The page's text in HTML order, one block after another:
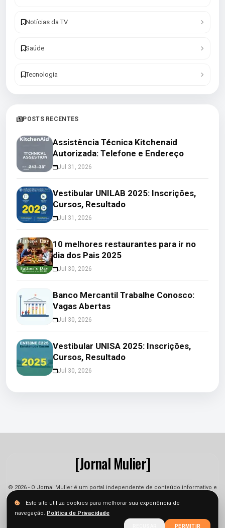
Notícias da TV
Saúde
Tecnologia
POSTS RECENTES
Assistência Técnica Kitchenaid
Autorizada: Telefone e Endereço
Jul 31, 2026
Vestibular UNILAB 2025: Inscrições,
Cursos, Resultado
Jul 31, 2026
10 melhores restaurantes para ir no
dia dos Pais 2025
Jul 30, 2026
Banco Mercantil Trabalhe Conosco:
Vagas Abertas
Jul 30, 2026
Vestibular UNISA 2025: Inscrições,
Cursos, Resultado
Jul 30, 2026
[Jornal Mulier]
© 2026 - O Jornal Mulier é um portal independente de conteúdo informativo e
jornalístico. As informações podem sofrer alterações.
Privacidade
Este site utiliza cookies para melhorar sua experiência de
navegação. Política de Privacidade
PERMITIR